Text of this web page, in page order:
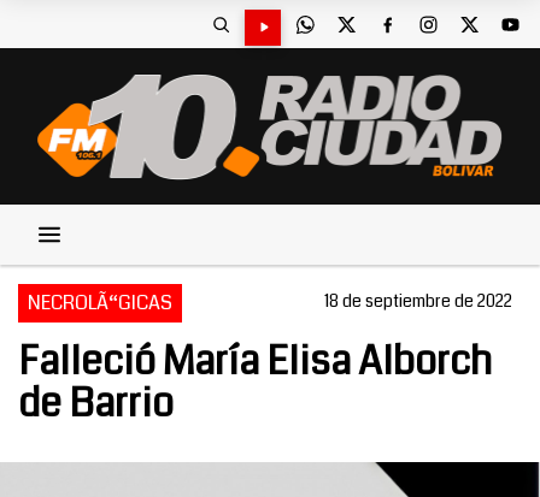
NECROLÃ“GICAS 18 de septiembre de 2022
Falleció María Elisa Alborch
de Barrio